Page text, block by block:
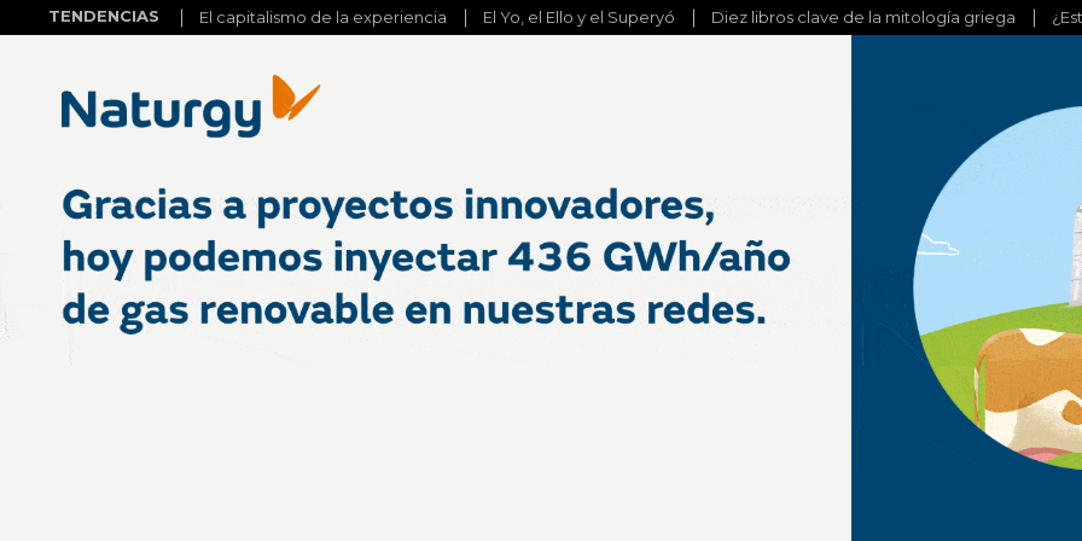
TENDENCIAS El capitalismo de la experiencia El Yo, el Ello y el Superyó Diez libros clave de la mitología griega